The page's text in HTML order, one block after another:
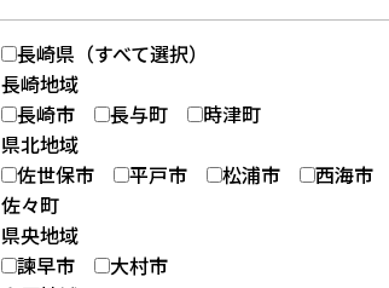
長崎県（すべて選択）
長崎地域
長崎市
長与町
時津町
県北地域
佐世保市
平戸市 松浦市 西海市
佐々町
県央地域
諫早市
大村市